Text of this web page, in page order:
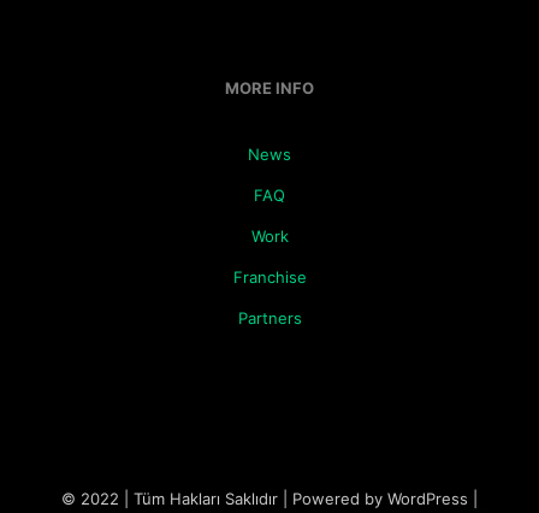
MORE INFO
News
FAQ
Work
Franchise
Partners
© 2022 | Tüm Hakları Saklıdır | Powered by WordPress |